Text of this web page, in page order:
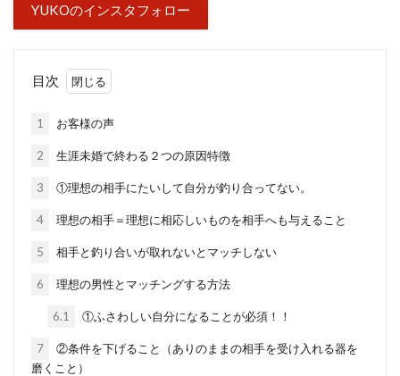
YUKOのインスタフォロー
目次
1 お客様の声
2 生涯未婚で終わる２つの原因特徴
3 ①理想の相手にたいして自分が釣り合ってない。
4 理想の相手＝理想に相応しいものを相手へも与えること
5 相手と釣り合いが取れないとマッチしない
6 理想の男性とマッチングする方法
6.1 ①ふさわしい自分になることが必須！！
7
②条件を下げること（ありのままの相手を受け入れる器を
磨くこと）